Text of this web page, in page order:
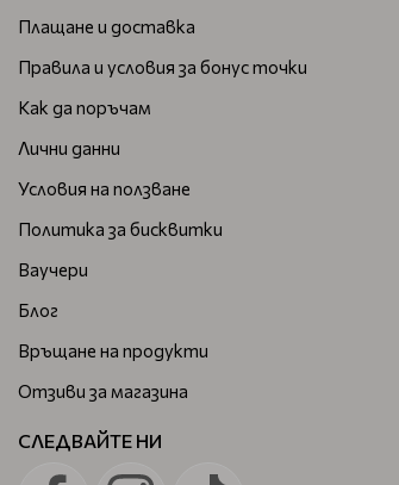
Плащане и доставка
Правила и условия за бонус точки
Как да поръчам
Лични данни
Условия на ползване
Политика за бисквитки
Ваучери
Блог
Връщане на продукти
Отзиви за магазина
СЛЕДВАЙТЕ НИ